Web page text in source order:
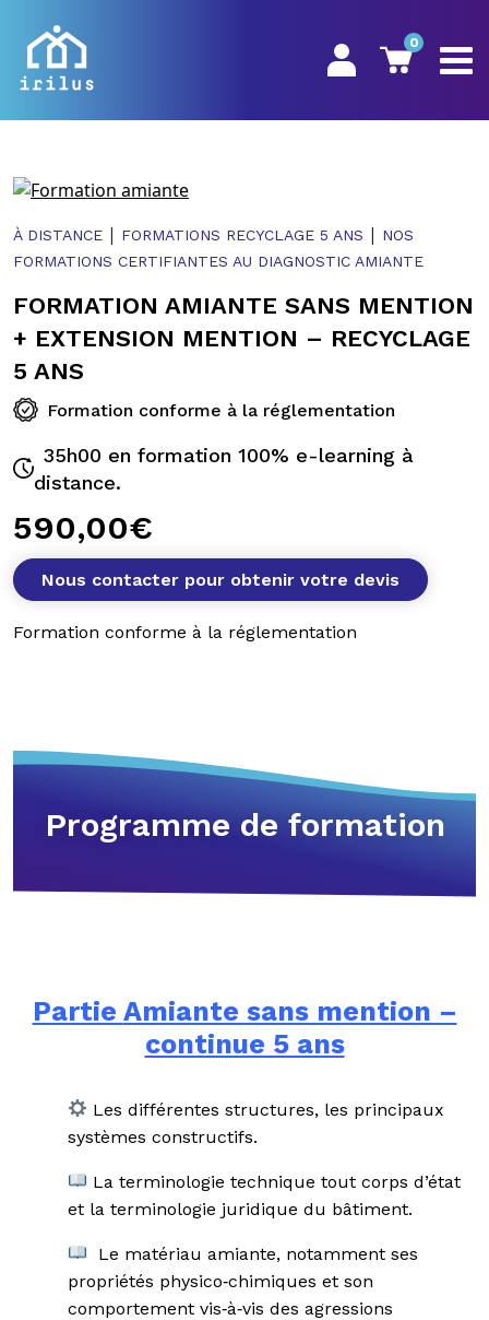
0
À DISTANCE | FORMATIONS RECYCLAGE 5 ANS | NOS
FORMATIONS CERTIFIANTES AU DIAGNOSTIC AMIANTE
FORMATION AMIANTE SANS MENTION
+ EXTENSION MENTION – RECYCLAGE
5 ANS
Formation conforme à la réglementation
35h00 en formation 100% e-learning à
distance.
590,00€
Nous contacter pour obtenir votre devis
Formation conforme à la réglementation
Programme de formation
Partie Amiante sans mention –
continue 5 ans
Les différentes structures, les principaux
systèmes constructifs.
La terminologie technique tout corps d’état
et la terminologie juridique du bâtiment.
Le matériau amiante, notamment ses
propriétés physico‐chimiques et son
comportement vis‐à‐vis des agressions